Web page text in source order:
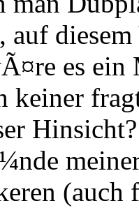
auf
es ein
(auch